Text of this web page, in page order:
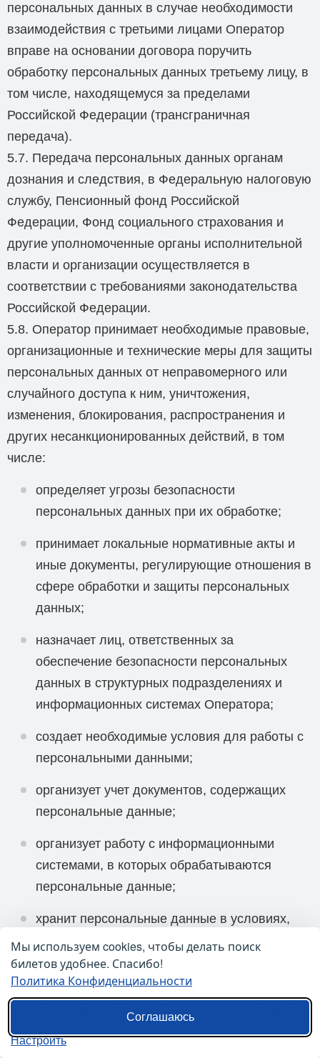
персональных данных в случае необходимости
взаимодействия с третьими лицами Оператор
вправе на основании договора поручить
обработку персональных данных третьему лицу, в
том числе, находящемуся за пределами
Российской Федерации (трансграничная
передача).
5.7. Передача персональных данных органам
дознания и следствия, в Федеральную налоговую
службу, Пенсионный фонд Российской
Федерации, Фонд социального страхования и
другие уполномоченные органы исполнительной
власти и организации осуществляется в
соответствии с требованиями законодательства
Российской Федерации.
5.8. Оператор принимает необходимые правовые,
организационные и технические меры для защиты
персональных данных от неправомерного или
случайного доступа к ним, уничтожения,
изменения, блокирования, распространения и
других несанкционированных действий, в том
числе:
определяет угрозы безопасности
персональных данных при их обработке;
принимает локальные нормативные акты и
иные документы, регулирующие отношения в
сфере обработки и защиты персональных
данных;
назначает лиц, ответственных за
обеспечение безопасности персональных
данных в структурных подразделениях и
информационных системах Оператора;
создает необходимые условия для работы с
персональными данными;
организует учет документов, содержащих
персональные данные;
организует работу с информационными
системами, в которых обрабатываются
персональные данные;
хранит персональные данные в условиях,
при которых обеспечивается их сохранность
и исключается неправомерный доступ к ним;
организует обучение работников Оператора,
осуществляющих обработку персональных
данных.
Мы используем cookies, чтобы делать поиск
билетов удобнее. Спасибо!
Политика Конфиденциальности
Соглашаюсь
Настроить